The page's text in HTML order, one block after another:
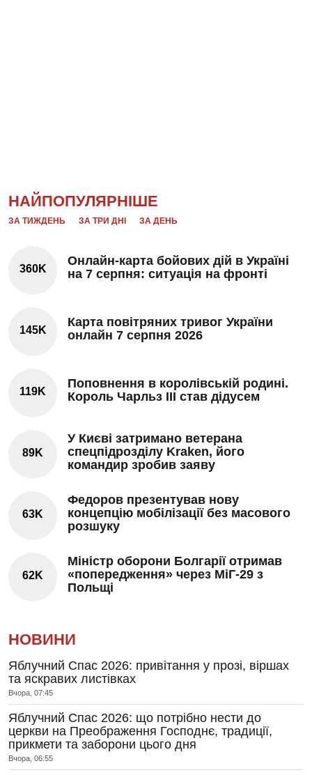
НАЙПОПУЛЯРНІШЕ
ЗА ТИЖДЕНЬ ЗА ТРИ ДНІ ЗА ДЕНЬ
360K
Онлайн-карта бойових дій в Україні
на 7 серпня: ситуація на фронті
145K
Карта повітряних тривог України
онлайн 7 серпня 2026
119K
Поповнення в королівській родині.
Король Чарльз III став дідусем
89K
У Києві затримано ветерана
спецпідрозділу Kraken, його
командир зробив заяву
63K
Федоров презентував нову
концепцію мобілізації без масового
розшуку
62K
Міністр оборони Болгарії отримав
«попередження» через МіГ-29 з
Польщі
НОВИНИ
Яблучний Спас 2026: привітання у прозі, віршах
та яскравих листівках
Вчора, 07:45
Яблучний Спас 2026: що потрібно нести до
церкви на Преображення Господнє, традиції,
прикмети та заборони цього дня
Вчора, 06:55